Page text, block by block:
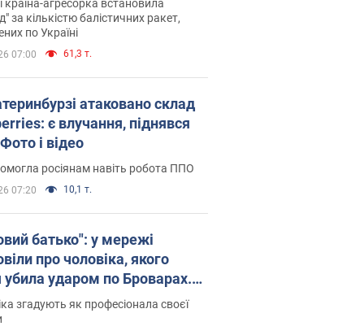
країна-агресорка встановила
за кількістю балістичних ракет,
по Україні
07:00 61,3 т.
атаковано склад
є влучання, піднявся
і відео
росіянам навіть робота ППО
07:20 10,1 т.
батько": у мережі
про чоловіка, якого
убила ударом по Броварах.
згадують як професіонала своєї